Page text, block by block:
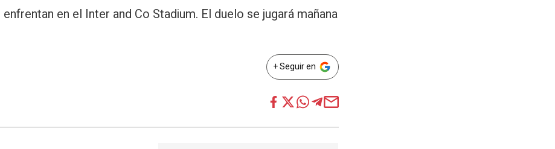
en el Inter and Co Stadium. El duelo se jugará mañana
+ Seguir en